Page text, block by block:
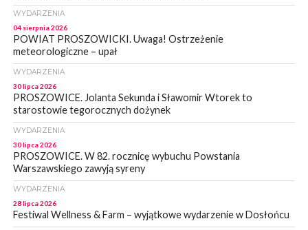
WYDARZENIA
04 sierpnia 2026
POWIAT PROSZOWICKI. Uwaga! Ostrzeżenie
meteorologiczne – upał
WYDARZENIA
30 lipca 2026
PROSZOWICE. Jolanta Sekunda i Sławomir Wtorek to
starostowie tegorocznych dożynek
WYDARZENIA
30 lipca 2026
PROSZOWICE. W 82. rocznicę wybuchu Powstania
Warszawskiego zawyją syreny
WYDARZENIA
28 lipca 2026
Festiwal Wellness & Farm – wyjątkowe wydarzenie w Dosłońcu